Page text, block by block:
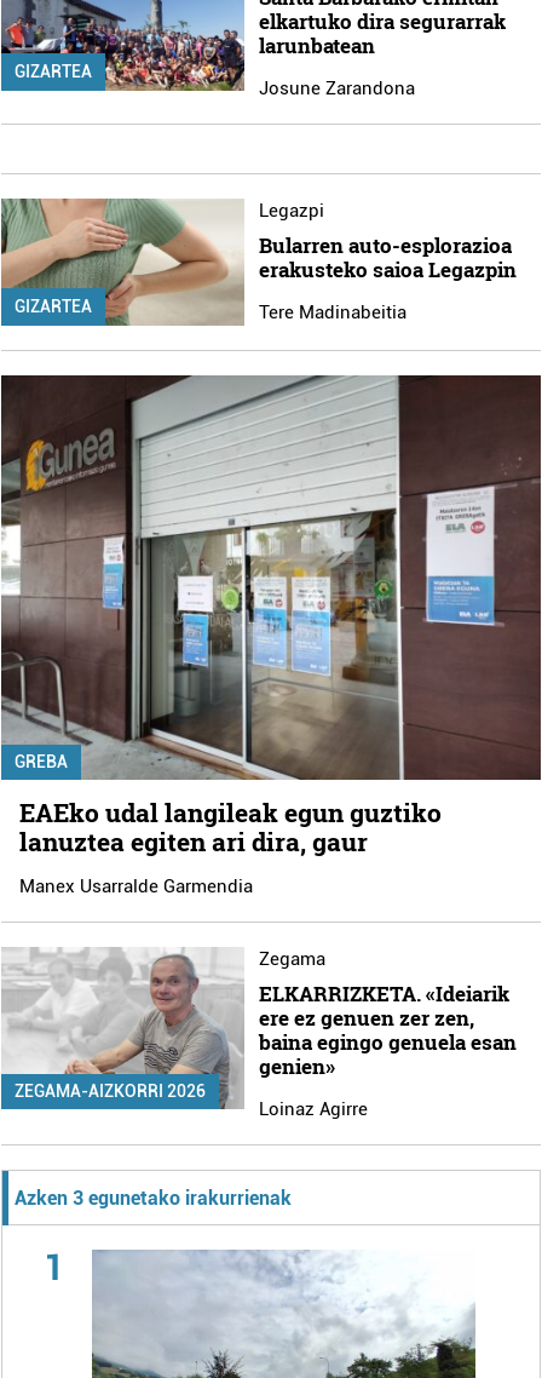
GIZARTEA
elkartuko dira segurarrak
larunbatean
Josune Zarandona
GIZARTEA
Legazpi
Bularren auto-esplorazioa
erakusteko saioa Legazpin
Tere Madinabeitia
GREBA
EAEko udal langileak egun guztiko
lanuztea egiten ari dira, gaur
Manex Usarralde Garmendia
ZEGAMA-AIZKORRI 2026
Zegama
ELKARRIZKETA. «Ideiarik
ere ez genuen zer zen,
baina egingo genuela esan
genien»
Loinaz Agirre
Azken 3 egunetako irakurrienak
1